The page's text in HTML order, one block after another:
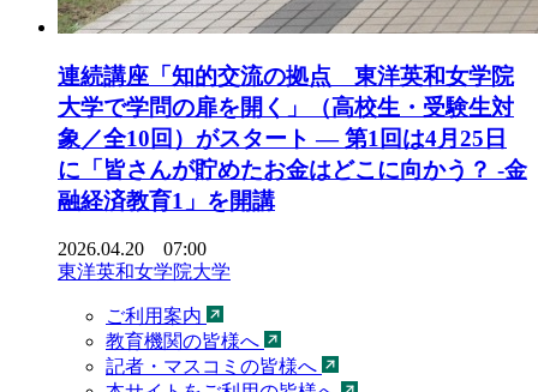
連続講座「知的交流の拠点 東洋英和女学院
大学で学問の扉を開く」（高校生・受験生対
象／全10回）がスタート ― 第1回は4月25日
に「皆さんが貯めたお金はどこに向かう？ -金
融経済教育1」を開講
2026.04.20 07:00
東洋英和女学院大学
ご利用案内
教育機関の皆様へ
記者・マスコミの皆様へ